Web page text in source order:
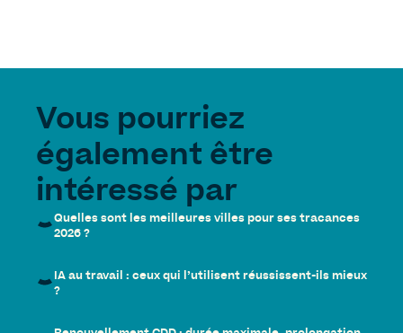
Vous pourriez
également être
intéressé par
Quelles sont les meilleures villes pour ses tracances
2026 ?
IA au travail : ceux qui l’utilisent réussissent-ils mieux
?